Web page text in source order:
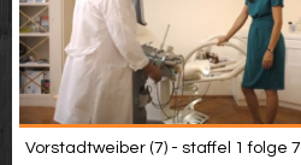
Vorstadtweiber (7) - staffel 1 folge 7